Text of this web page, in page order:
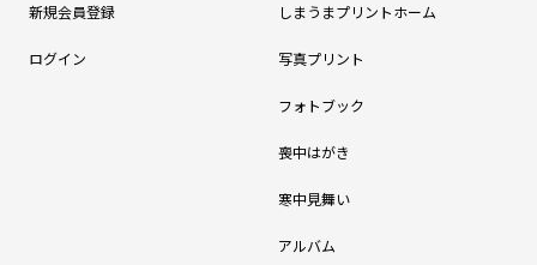
新規会員登録
ログイン
しまうまプリントホーム
写真プリント
フォトブック
喪中はがき
寒中見舞い
アルバム